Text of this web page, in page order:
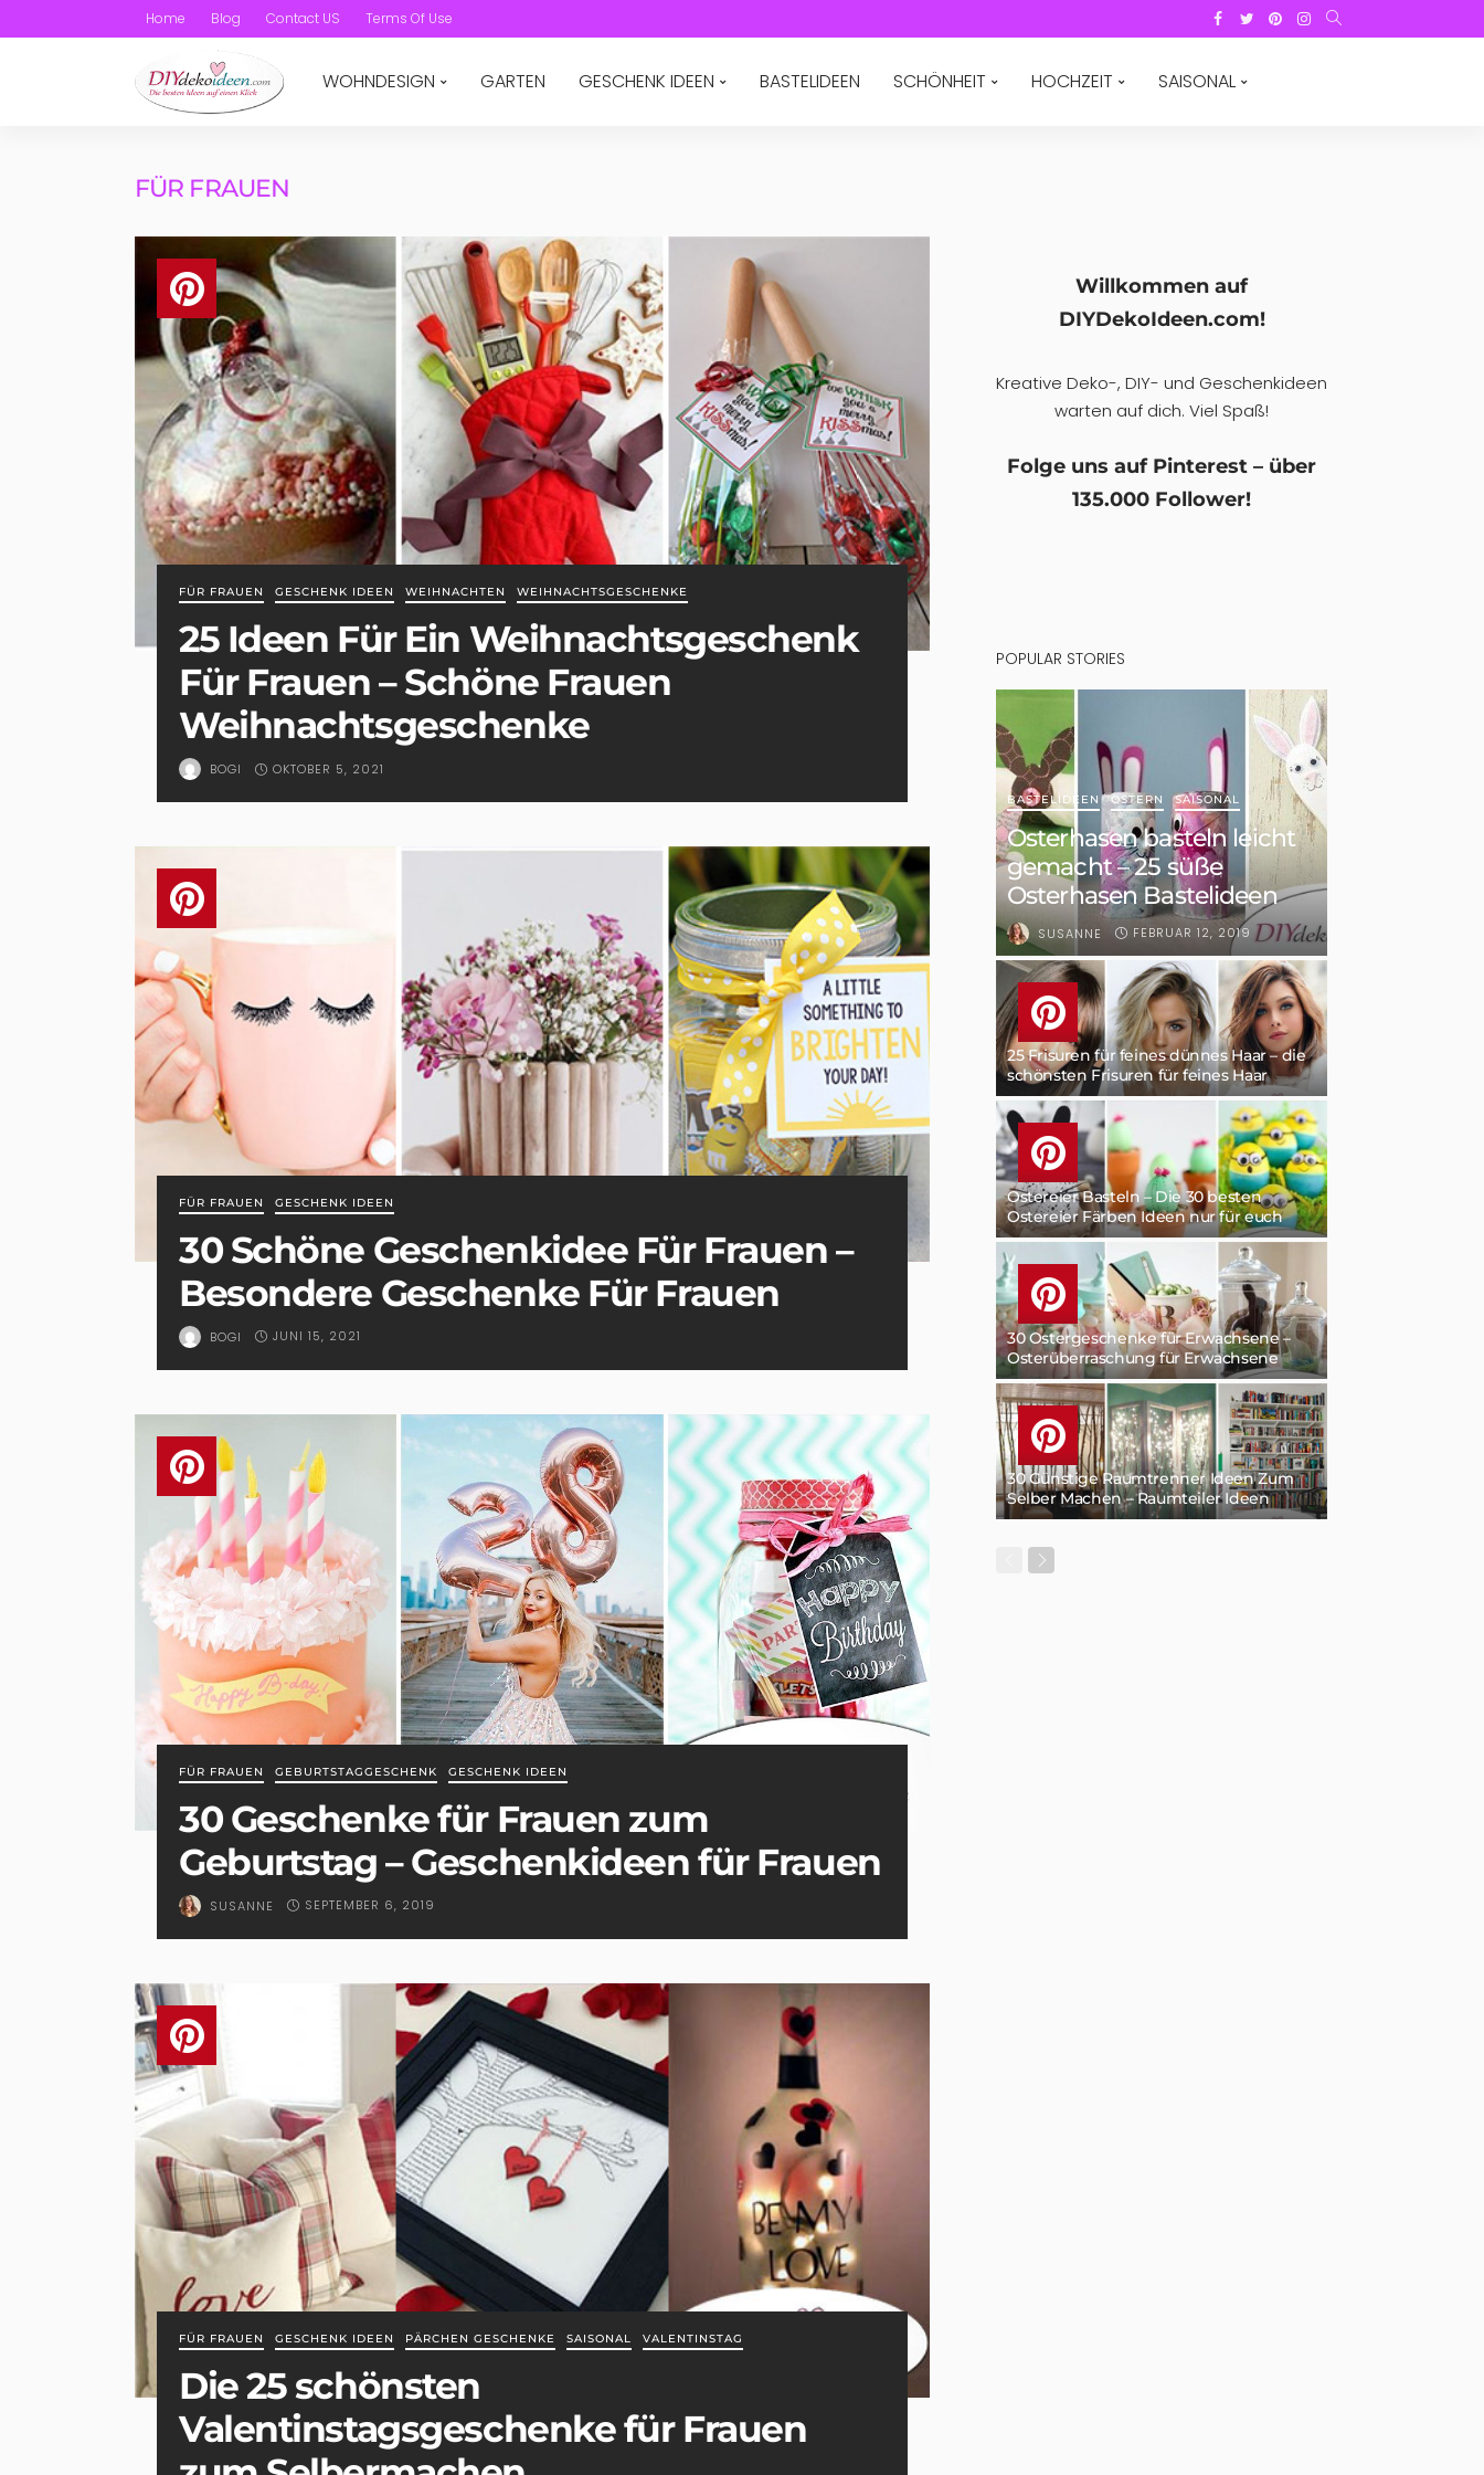
Home Blog Contact US Terms Of Use
WOHNDESIGN GARTEN GESCHENK IDEEN BASTELIDEEN SCHÖNHEIT HOCHZEIT SAISONAL
FÜR FRAUEN
FÜR FRAUEN GESCHENK IDEEN WEIHNACHTEN WEIHNACHTSGESCHENKE
25 Ideen Für Ein Weihnachtsgeschenk
Für Frauen – Schöne Frauen
Weihnachtsgeschenke
BOGI OKTOBER 5, 2021
FÜR FRAUEN GESCHENK IDEEN
30 Schöne Geschenkidee Für Frauen –
Besondere Geschenke Für Frauen
BOGI JUNI 15, 2021
FÜR FRAUEN GEBURTSTAGGESCHENK GESCHENK IDEEN
30 Geschenke für Frauen zum
Geburtstag – Geschenkideen für Frauen
SUSANNE SEPTEMBER 6, 2019
FÜR FRAUEN GESCHENK IDEEN PÄRCHEN GESCHENKE SAISONAL VALENTINSTAG
Die 25 schönsten
Valentinstagsgeschenke für Frauen
Willkommen auf
DIYDekoIdeen.com!
Kreative Deko-, DIY- und Geschenkideen
warten auf dich. Viel Spaß!
Folge uns auf Pinterest – über
135.000 Follower!
POPULAR STORIES
BASTELIDEEN OSTERN SAISONAL
Osterhasen basteln leicht
gemacht – 25 süße
Osterhasen Bastelideen
SUSANNE FEBRUAR 12, 2019
25 Frisuren für feines dünnes Haar – die
schönsten Frisuren für feines Haar
Ostereier Basteln – Die 30 besten
Ostereier Färben Ideen nur für euch
30 Ostergeschenke für Erwachsene –
Osterüberraschung für Erwachsene
30 Günstige Raumtrenner Ideen Zum
Selber Machen – Raumteiler Ideen